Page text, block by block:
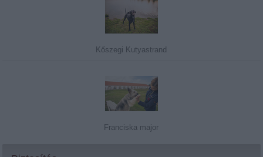
Kőszegi Kutyastrand
Franciska major